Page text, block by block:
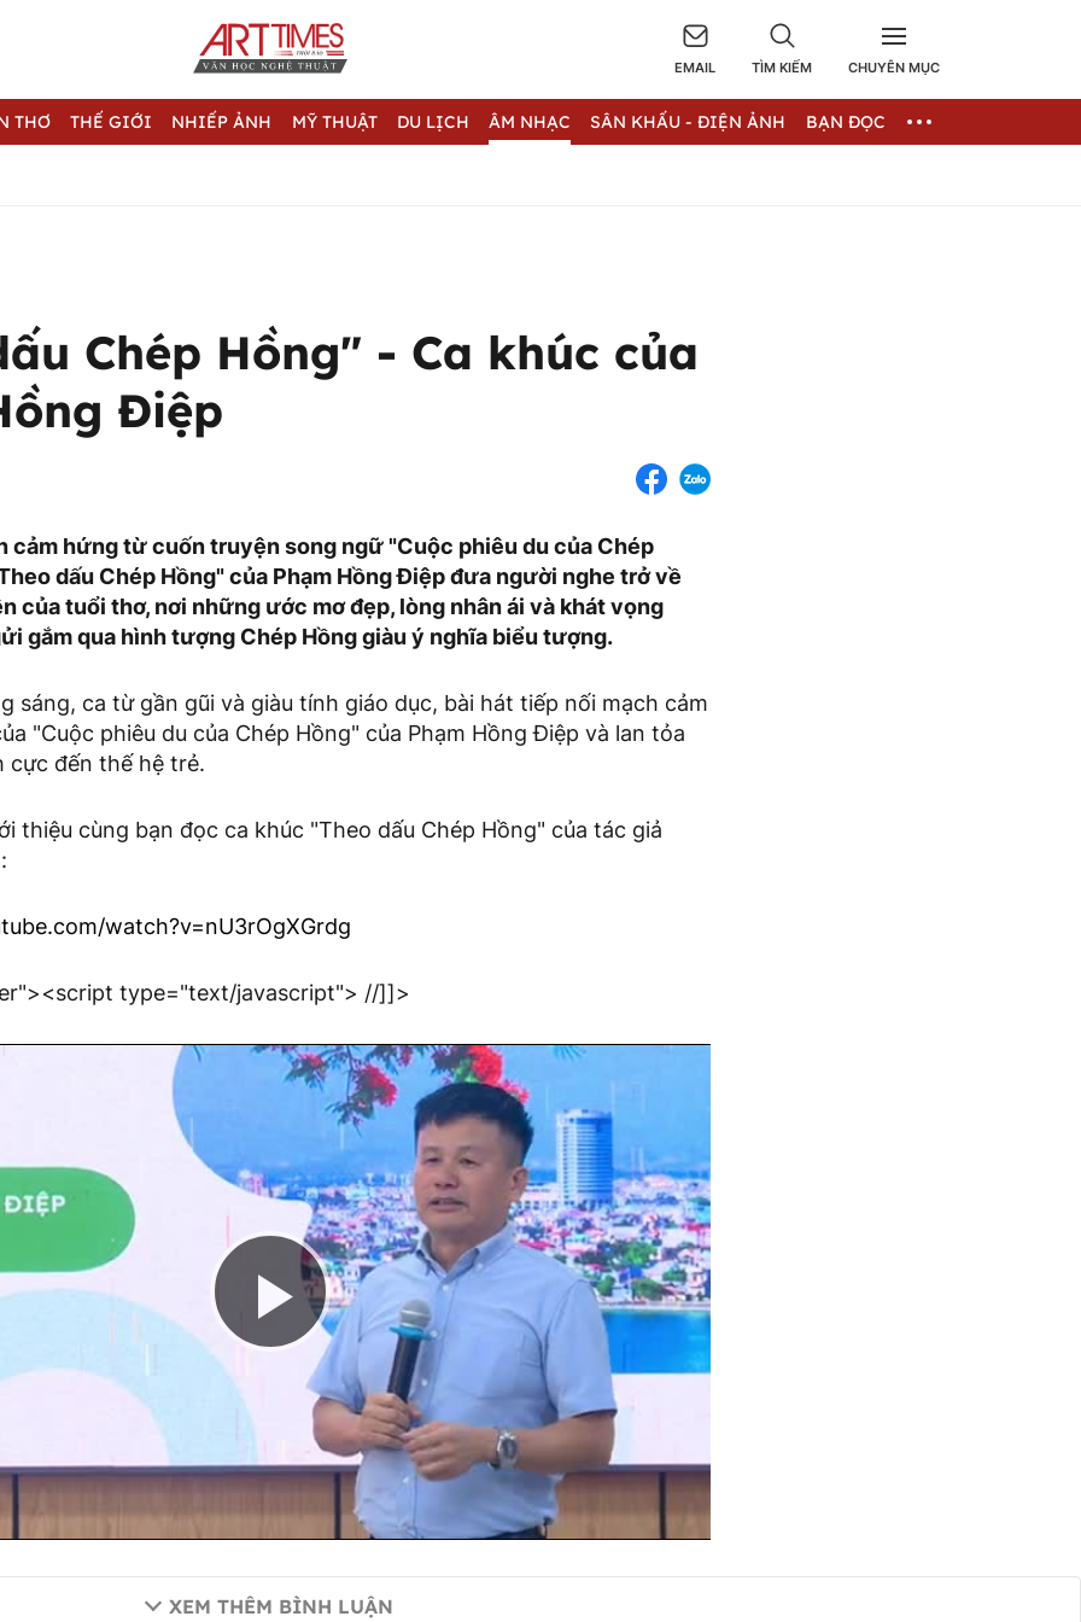
EMAIL TÌM KIẾM CHUYÊN MỤC
THƠ THẾ GIỚI NHIẾP ẢNH MỸ THUẬT DU LỊCH ÂM NHẠC SÂN KHẤU - ĐIỆN ẢNH BẠN ĐỌC
Chép Hồng" - Ca khúc của
Điệp
cảm hứng từ cuốn truyện song ngữ "Cuộc phiêu du của Chép
dấu Chép Hồng" của Phạm Hồng Điệp đưa người nghe trở về
của tuổi thơ, nơi những ước mơ đẹp, lòng nhân ái và khát vọng
gắm qua hình tượng Chép Hồng giàu ý nghĩa biểu tượng.
sáng, ca từ gần gũi và giàu tính giáo dục, bài hát tiếp nối mạch cảm
"Cuộc phiêu du của Chép Hồng" của Phạm Hồng Điệp và lan tỏa
cực đến thế hệ trẻ.
thiệu cùng bạn đọc ca khúc "Theo dấu Chép Hồng" của tác giả
watch?v=nU3rOgXGrdg
type="text/javascript"> //]]>
Play
Video
XEM THÊM BÌNH LUẬN